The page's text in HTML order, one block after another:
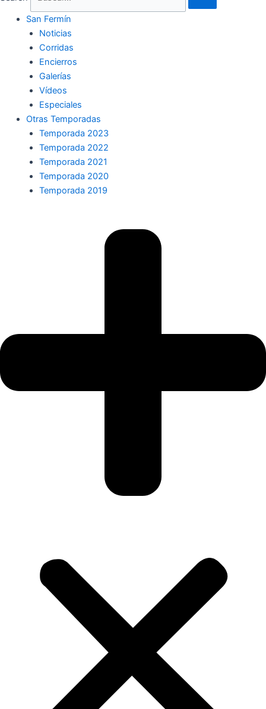
San Fermín
Noticias
Corridas
Encierros
Galerías
Vídeos
Especiales
Otras Temporadas
Temporada 2023
Temporada 2022
Temporada 2021
Temporada 2020
Temporada 2019